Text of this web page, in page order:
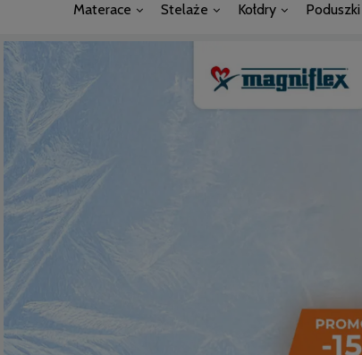
Materace Stelaże Kołdry Poduszki